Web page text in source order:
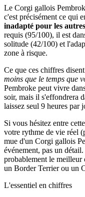
Le Corgi gallois
c'est précisément ce qui
inadapté pour les autres
requis (95/100), il est
solitude (42/100) et
zone à risque.
Ce que ces chiffres
moins que le temps que
Pembroke peut vivre
soir, mais il s'effondrera
laissez seul 9 heures par
Si vous hésitez entre
votre rythme de vie réel
mue d'un Corgi gallois
événement, pas un
probablement le meilleur
un Border Terrier ou un
L'essentiel en chiffres